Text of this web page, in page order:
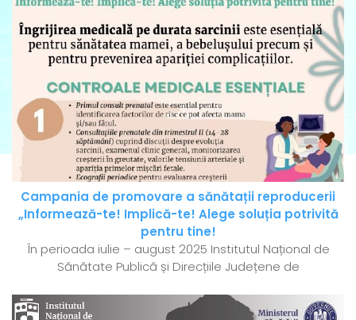
Campania de promovare a sănătații reproducerii
„Informează-te! Implică-te! Alege soluția potrivită
pentru tine!
În perioada iulie – august 2025 Institutul Național de
Sănătate Publică și Direcțiile Județene de